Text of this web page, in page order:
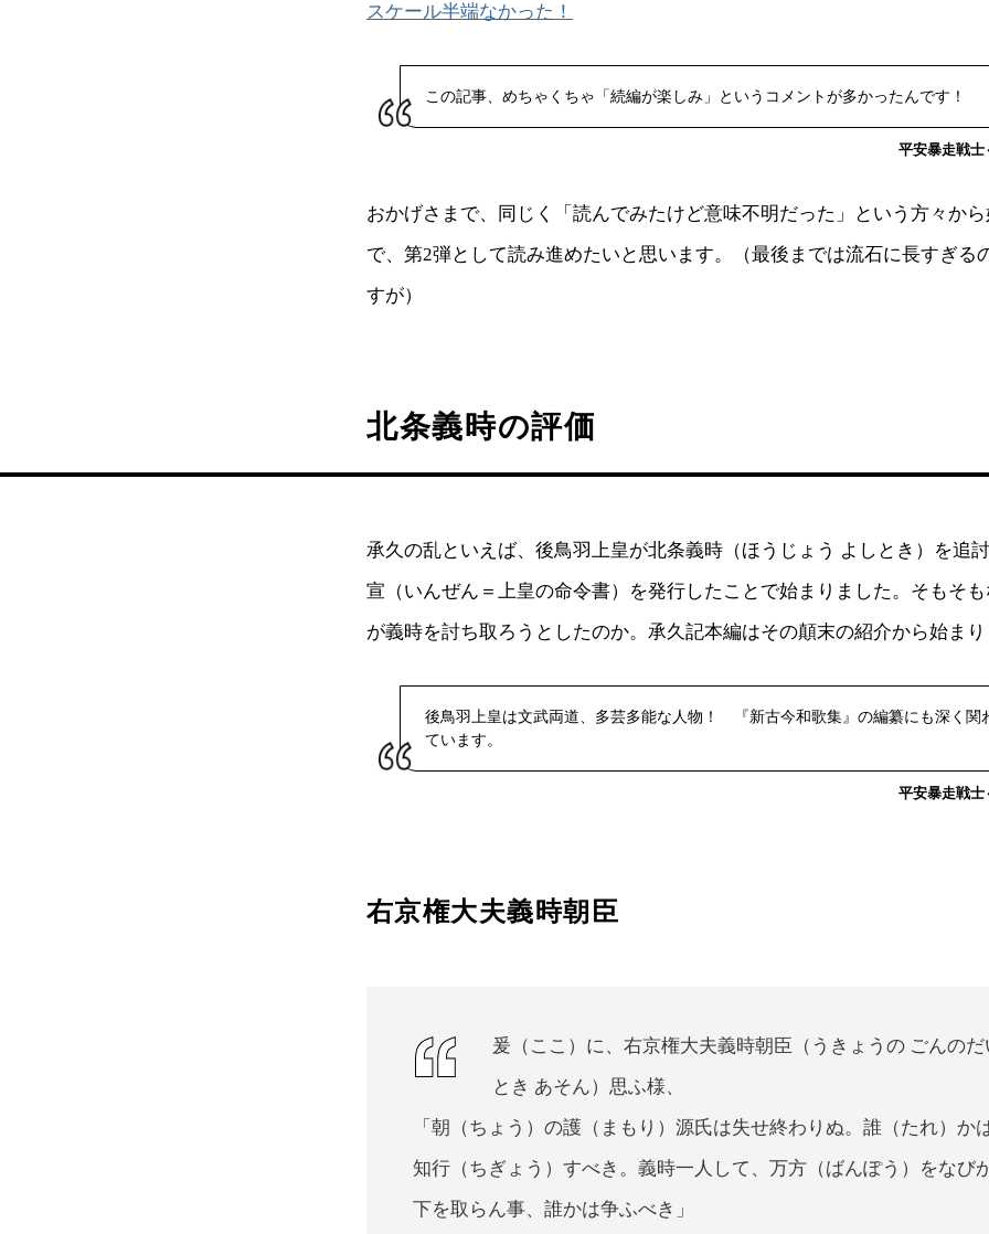
スケール半端なかった！
この記事、めちゃくちゃ「続編が楽しみ」というコメントが多かったんです！
平安暴走戦
おかげさまで、同じく「読んでみたけど意味不明だった」という方々か
で、第2弾として読み進めたいと思います。（最後までは流石に長すぎる
すが）
北条義時の評価
承久の乱といえば、後鳥羽上皇が北条義時（ほうじょう よしとき）を追
宣（いんぜん＝上皇の命令書）を発行したことで始まりました。そもそ
が義時を討ち取ろうとしたのか。承久記本編はその顛末の紹介から始まり
後鳥羽上皇は文武両道、多芸多能な人物！ 『新古今和歌集』の編纂にも深く関
ています。
平安暴走戦
右京権大夫義時朝臣
爰（ここ）に、右京権大夫義時朝臣（うきょうの ごんのだ
とき あそん）思ふ様、
「朝（ちょう）の護（まもり）源氏は失せ終わりぬ。誰（たれ）か
知行（ちぎょう）すべき。義時一人して、万方（ばんぽう）をなび
下を取らん事、誰かは争ふべき」